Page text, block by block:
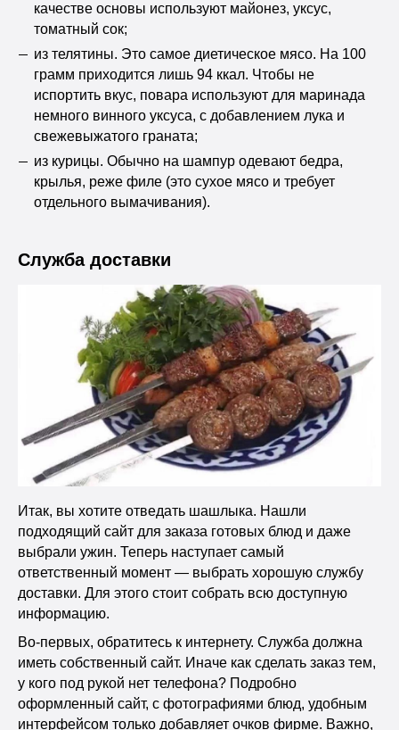
качестве основы используют майонез, уксус,
томатный сок;
из телятины. Это самое диетическое мясо. На 100
грамм приходится лишь 94 ккал. Чтобы не
испортить вкус, повара используют для маринада
немного винного уксуса, с добавлением лука и
свежевыжатого граната;
из курицы. Обычно на шампур одевают бедра,
крылья, реже филе (это сухое мясо и требует
отдельного вымачивания).
Служба доставки
Итак, вы хотите отведать шашлыка. Нашли
подходящий сайт для заказа готовых блюд и даже
выбрали ужин. Теперь наступает самый
ответственный момент — выбрать хорошую службу
доставки. Для этого стоит собрать всю доступную
информацию.
Во-первых, обратитесь к интернету. Служба должна
иметь собственный сайт. Иначе как сделать заказ тем,
у кого под рукой нет телефона? Подробно
оформленный сайт, с фотографиями блюд, удобным
интерфейсом только добавляет очков фирме. Важно,